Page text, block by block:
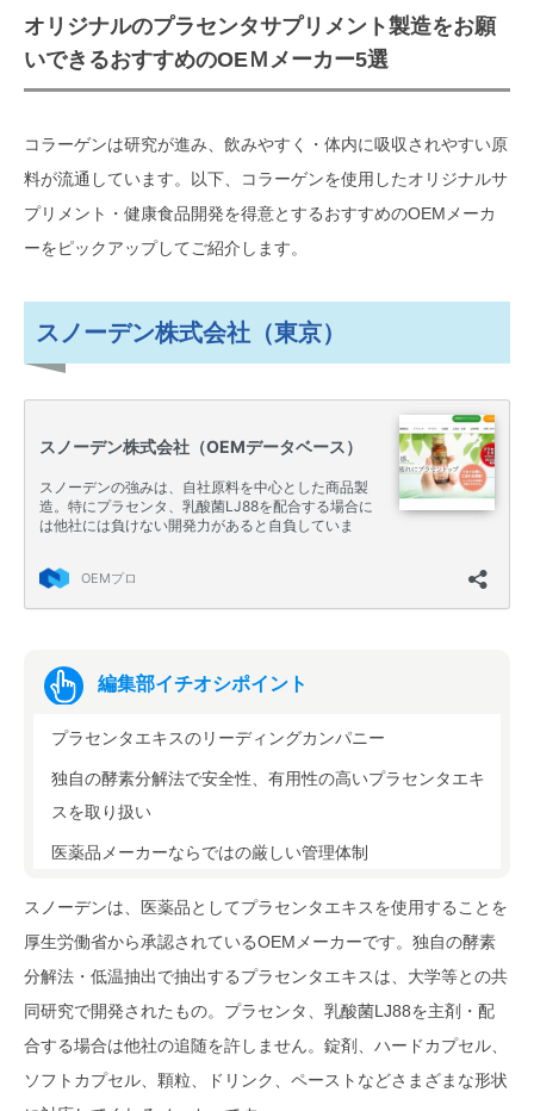
オリジナルのプラセンタサプリメント製造をお願
いできるおすすめのOEＭメーカー5選
コラーゲンは研究が進み、飲みやすく・体内に吸収されやすい原
料が流通しています。以下、コラーゲンを使用したオリジナルサ
プリメント・健康食品開発を得意とするおすすめのOEMメーカ
ーをピックアップしてご紹介します。
スノーデン株式会社（東京）
編集部イチオシポイント
プラセンタエキスのリーディングカンパニー
独自の酵素分解法で安全性、有用性の高いプラセンタエキ
スを取り扱い
医薬品メーカーならではの厳しい管理体制
スノーデンは、医薬品としてプラセンタエキスを使用することを
厚生労働省から承認されているOEMメーカーです。独自の酵素
分解法・低温抽出で抽出するプラセンタエキスは、大学等との共
同研究で開発されたもの。プラセンタ、乳酸菌LJ88を主剤・配
合する場合は他社の追随を許しません。錠剤、ハードカプセル、
ソフトカプセル、顆粒、ドリンク、ペーストなどさまざまな形状